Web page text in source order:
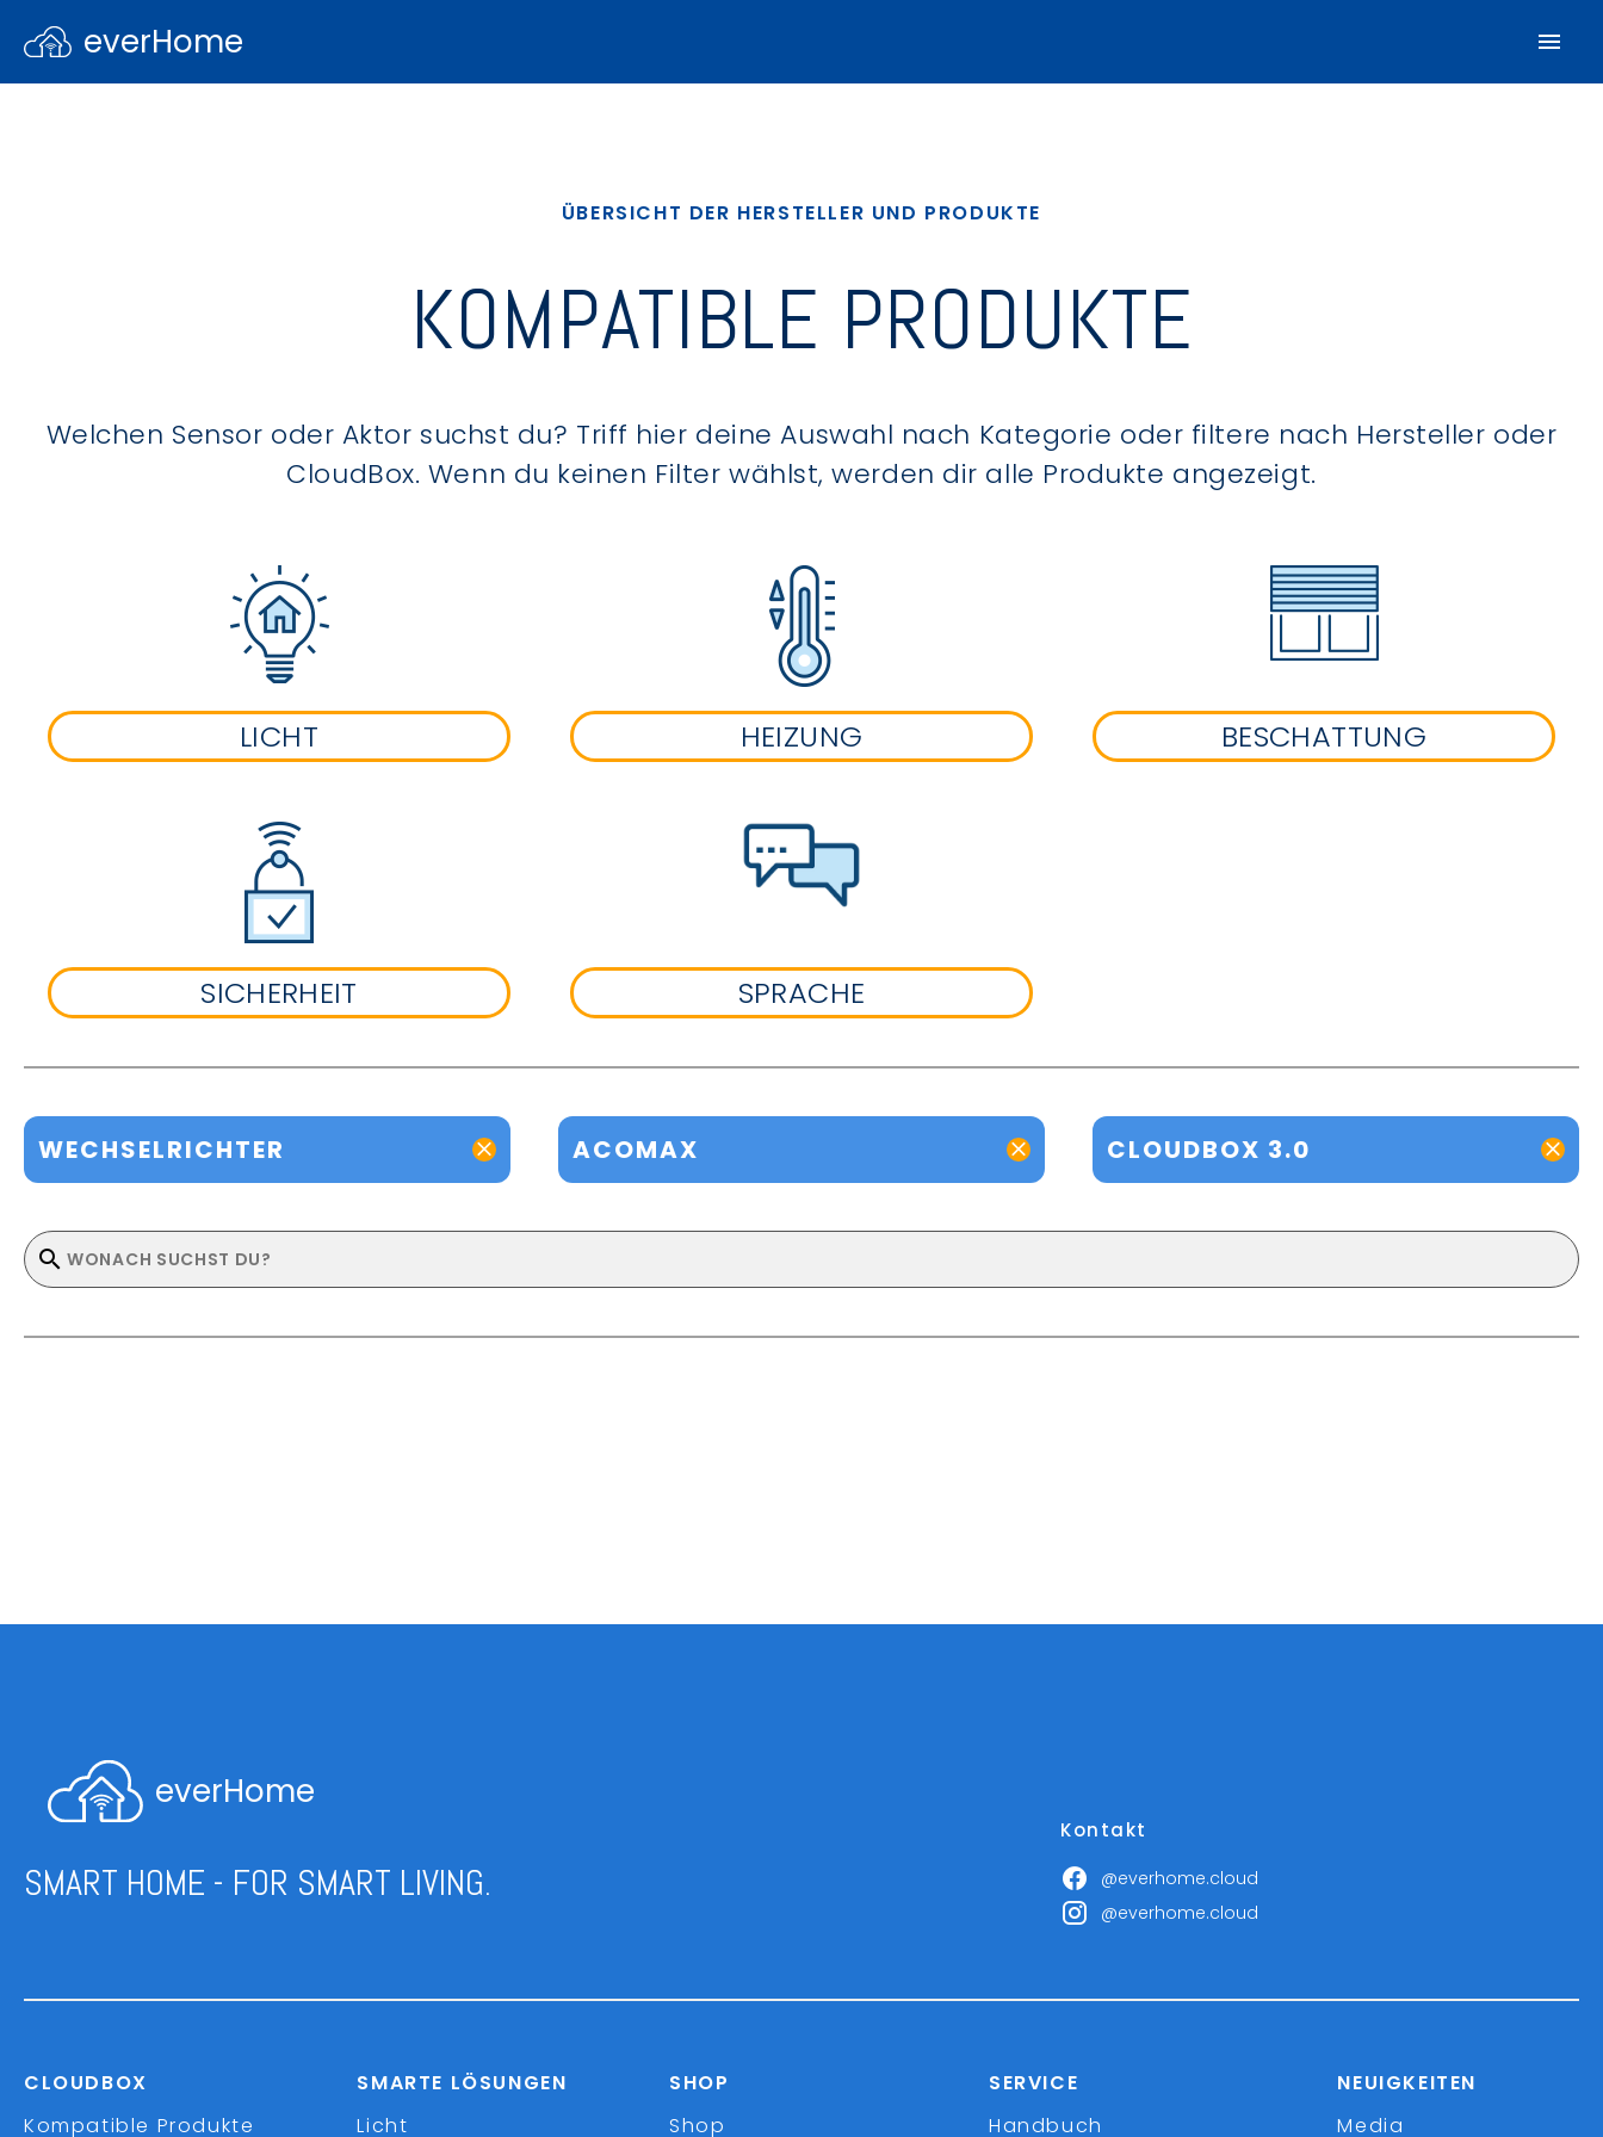
everHome
ÜBERSICHT DER HERSTELLER UND PRODUKTE
KOMPATIBLE PRODUKTE
Welchen Sensor oder Aktor suchst du? Triff hier deine Auswahl nach Kategorie oder filtere nach Hersteller oder
CloudBox. Wenn du keinen Filter wählst, werden dir alle Produkte angezeigt.
LICHT HEIZUNG BESCHATTUNG
SICHERHEIT SPRACHE
WECHSELRICHTER ACOMAX CLOUDBOX 3.0
everHome
SMART HOME - FOR SMART LIVING.
Kontakt
@everhome.cloud
@everhome.cloud
CLOUDBOX
Kompatible Produkte
SMARTE LÖSUNGEN
Licht
SHOP
Shop
SERVICE
Handbuch
NEUIGKEITEN
Media